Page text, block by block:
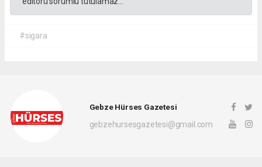
#sigara
Gebze Hürses Gazetesi
gebzehursesgazetesi@gmail.com